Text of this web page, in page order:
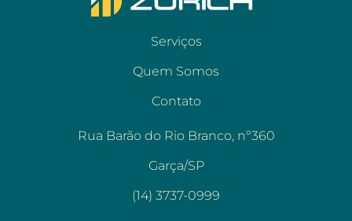
Serviços
Quem Somos
Contato
Rua Barão do Rio Branco, nº360
Garça/SP
(14) 3737-0999